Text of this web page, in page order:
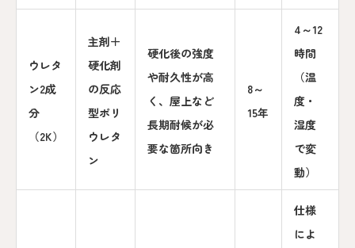
ウレタ
ン2成
分
（2K）
主剤＋
硬化剤
の反応
型ポリ
ウレタ
ン
硬化後の強度
や耐久性が高
く、屋上など
長期耐候が必
要な箇所向き
8～
15年
4～12
時間
（温
度・
湿度
で変
動）
仕様
によ